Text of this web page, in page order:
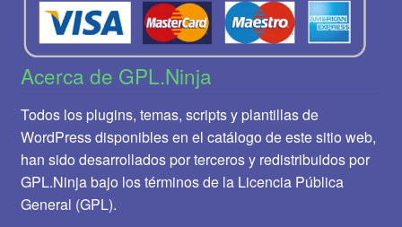
Acerca de GPL.Ninja
Todos los plugins, temas, scripts y plantillas de
WordPress disponibles en el catálogo de este sitio web,
han sido desarrollados por terceros y redistribuidos por
GPL.Ninja bajo los términos de la Licencia Pública
General (GPL).